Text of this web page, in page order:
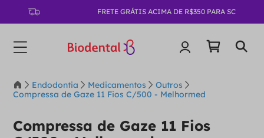
FRETE GRÁTIS ACIMA DE R$350 PARA SC
Endodontia Medicamentos
Outros
Compressa de Gaze 11 Fios C/500 - Melhormed
Compressa de Gaze 11 Fios